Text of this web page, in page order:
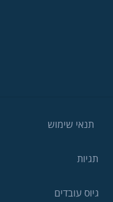
תנאי שימוש
תגיות
גיוס עובדים